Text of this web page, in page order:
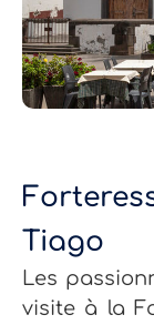
Tiago
Les
visite à la